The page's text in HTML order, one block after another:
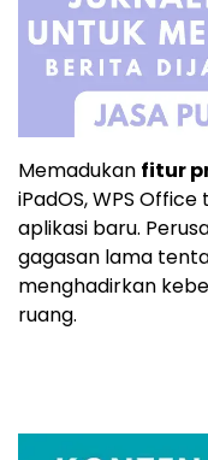
Memadukan fitur
iPadOS, WPS
aplikasi baru.
gagasan lama
menghadirkan
ruang.